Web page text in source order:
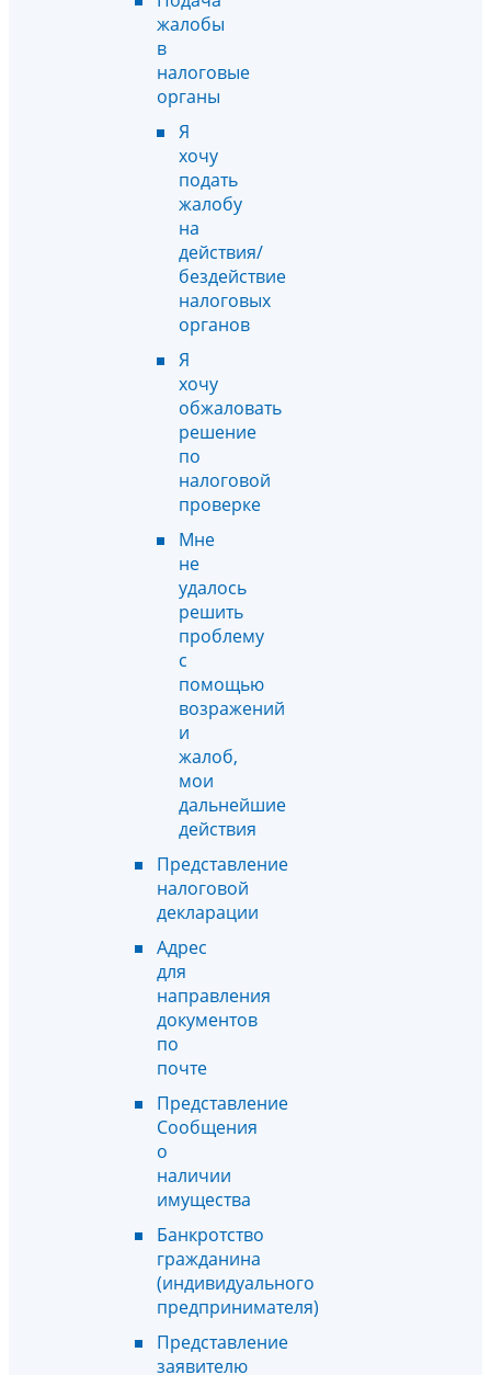
жалобы
в
налоговые
органы
Я
хочу
подать
жалобу
на
действия/
бездействие
налоговых
органов
Я
хочу
обжаловать
решение
по
налоговой
проверке
Мне
не
удалось
решить
проблему
с
помощью
возражений
и
жалоб,
мои
дальнейшие
действия
Представление
налоговой
декларации
Адрес
для
направления
документов
по
почте
Представление
Сообщения
о
наличии
имущества
Банкротство
гражданина
(индивидуального
предпринимателя)
Представление
заявителю